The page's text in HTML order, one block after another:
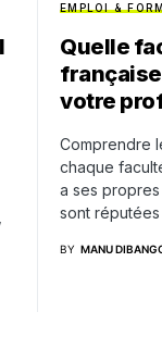
EMPLOI &
Quelle
votre
Comprendre
chaque
a ses
sont
BY MANU